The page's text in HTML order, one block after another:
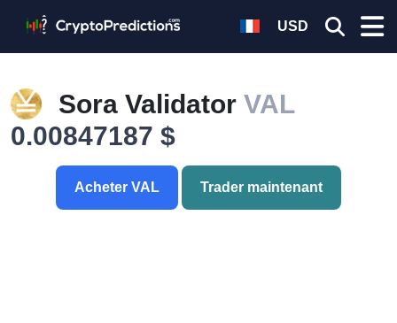
USD
Sora Validator VAL
0.00847187 $
Acheter VAL Trader maintenant